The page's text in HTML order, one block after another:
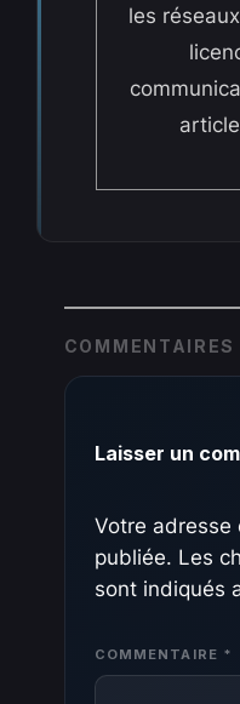
les
COMMENTAIRES
Laisser un
Votre adresse
publiée. Les
sont indiqués
COMMENTAIRE *